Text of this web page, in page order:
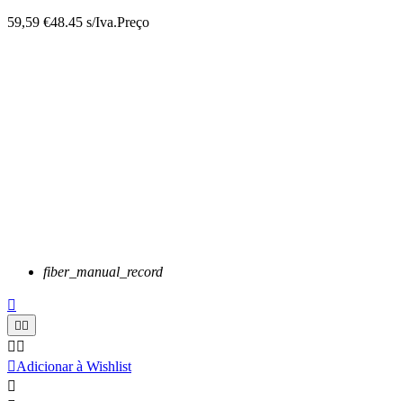
59,59 €48.45 s/Iva.Preço
fiber_manual_record

 
 
Adicionar à Wishlist
